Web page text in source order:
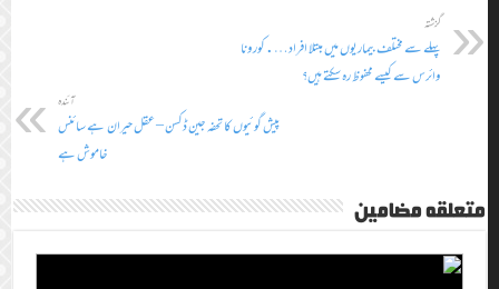
گزشتہ
پہلے سے مختلف بیماریوں میں مبتلا افراد….کورونا
وائرس سے کیسے محفوظ رہ سکتے ہیں؟
آئندہ
پیش گوئیوں کا تحفہ جین ڈکسن – عقل حیران ہے سائنس
خاموش ہے
متعلقہ مضامین